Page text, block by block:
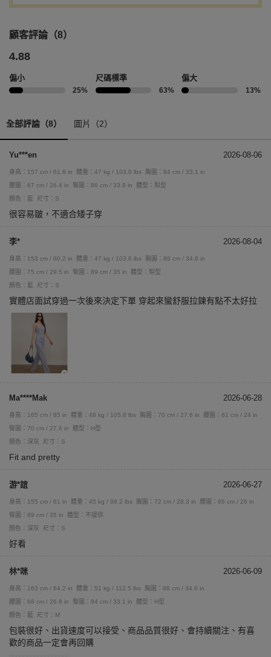
顧客評論（8）
4.88
偏小
25%
尺碼標準
63%
偏大
13%
全部評論（8） 圖片（2）
Yu***en 2026-08-06
身高：157 cm / 61.8 in 體重：47 kg / 103.6 lbs
胸圍：84 cm / 33.1 in
腰圍：67 cm / 26.4 in
臀圍：86 cm / 33.9 in
體型：梨型
顏色：藍
尺寸：S
很容易皺，不適合矮子穿
李* 2026-08-04
身高：153 cm / 60.2 in 體重：47 kg / 103.6 lbs
胸圍：88 cm / 34.6 in
腰圍：75 cm / 29.5 in
臀圍：89 cm / 35 in
體型：梨型
顏色：藍
尺寸：S
實體店面試穿過一次後來決定下單 穿起來蠻舒服拉鍊有點不太好拉
Ma****Mak 2026-06-28
身高：165 cm / 65 in 體重：48 kg / 105.8 lbs 胸圍：70 cm / 27.6 in
腰圍：61 cm / 24 in
臀圍：70 cm / 27.6 in
體型：H型
顏色：深灰
尺寸：S
Fit and pretty
游*誼 2026-06-27
身高：155 cm / 61 in 體重：45 kg / 99.2 lbs 胸圍：72 cm / 28.3 in
腰圍：66 cm / 26 in
臀圍：89 cm / 35 in
體型：不提供
顏色：深灰
尺寸：S
好看
林*咪 2026-06-09
身高：163 cm / 64.2 in 體重：51 kg / 112.5 lbs
胸圍：88 cm / 34.6 in
腰圍：68 cm / 26.8 in
臀圍：84 cm / 33.1 in
體型：H型
顏色：藍
尺寸：M
包裝很好、出貨速度可以接受、商品品質很好、會持續關注、有喜
歡的商品一定會再回購